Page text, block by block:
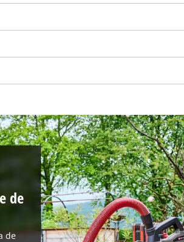
Google Maps!
byUsercentrics Consent
Platform
de
de